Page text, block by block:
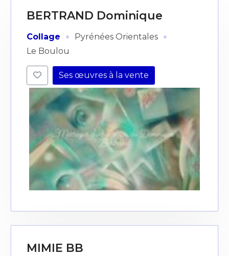
BERTRAND Dominique
Collage · Pyrénées Orientales ·
Le Boulou
Ses œuvres à la vente
MIMIE BB